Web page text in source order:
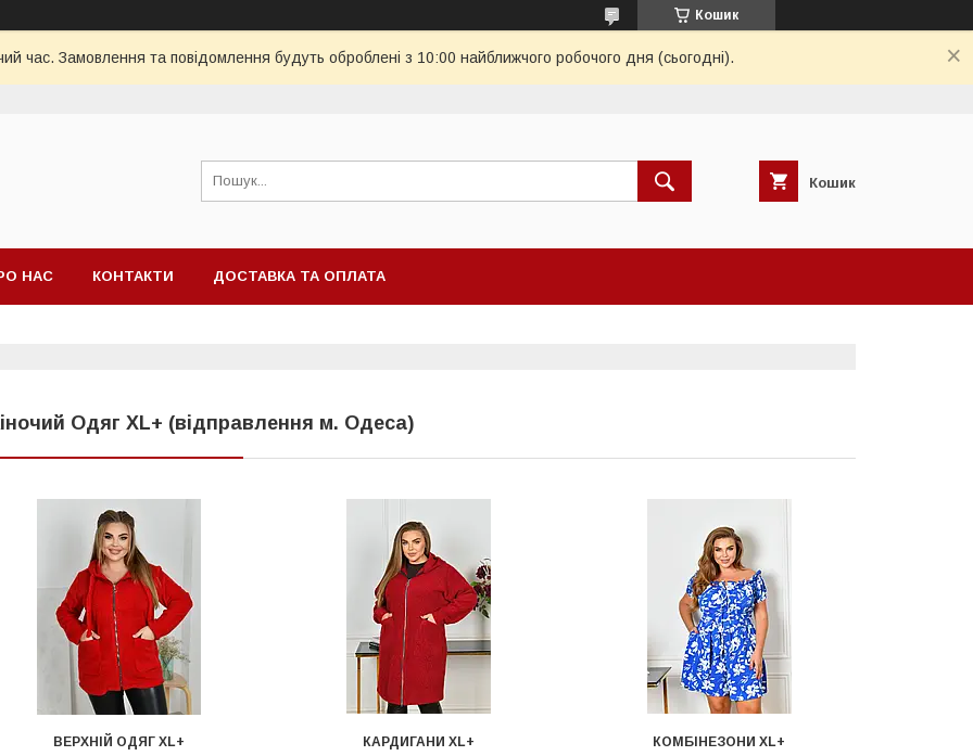
Кошик
час. Замовлення та повідомлення будуть оброблені з 10:00 найближчого робочого дня (сьогодні).
Кошик
НАС КОНТАКТИ ДОСТАВКА ТА ОПЛАТА
Одяг XL+ (відправлення м. Одеса)
ВЕРХНІЙ ОДЯГ XL+ КАРДИГАНИ XL+ КОМБІНЕЗОНИ XL+